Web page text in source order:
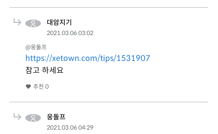
대암지기
2021.03.06 03:02
@웅돌프
https://xetown.com/tips/1531907
참고 하세요
추천 0
웅돌프
2021.03.06 04:29